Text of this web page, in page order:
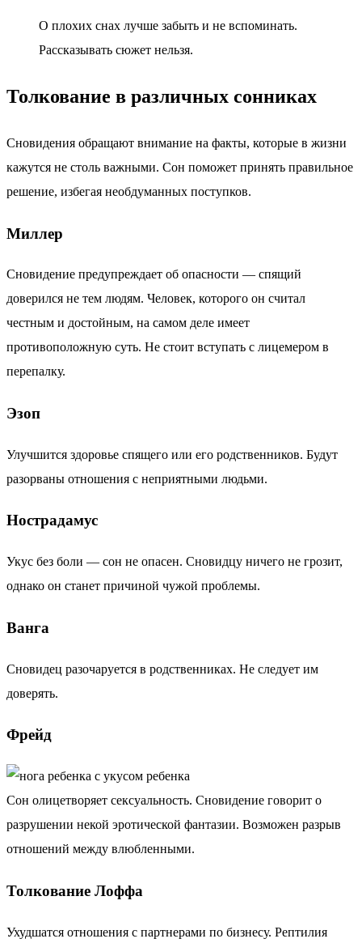
О плохих снах лучше забыть и не вспоминать.
Рассказывать сюжет нельзя.
Толкование в различных сонниках
Сновидения обращают внимание на факты, которые в жизни
кажутся не столь важными. Сон поможет принять правильное
решение, избегая необдуманных поступков.
Миллер
Сновидение предупреждает об опасности — спящий
доверился не тем людям. Человек, которого он считал
честным и достойным, на самом деле имеет
противоположную суть. Не стоит вступать с лицемером в
перепалку.
Эзоп
Улучшится здоровье спящего или его родственников. Будут
разорваны отношения с неприятными людьми.
Нострадамус
Укус без боли — сон не опасен. Сновидцу ничего не грозит,
однако он станет причиной чужой проблемы.
Ванга
Сновидец разочаруется в родственниках. Не следует им
доверять.
Фрейд
Сон олицетворяет сексуальность. Сновидение говорит о
разрушении некой эротической фантазии. Возможен разрыв
отношений между влюбленными.
Толкование Лоффа
Ухудшатся отношения с партнерами по бизнесу. Рептилия